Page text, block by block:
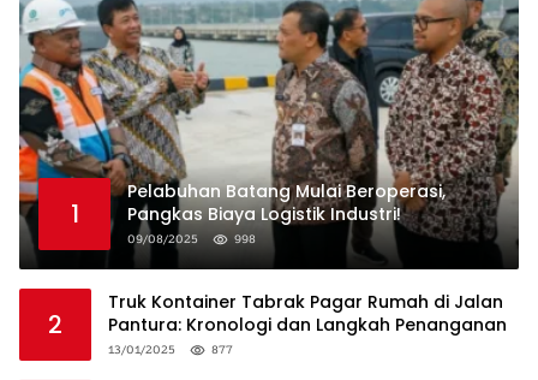
1
Pelabuhan Batang Mulai Beroperasi,
Pangkas Biaya Logistik Industri!
09/08/2025 998
2
Truk Kontainer Tabrak Pagar Rumah di Jalan
Pantura: Kronologi dan Langkah Penanganan
13/01/2025 877